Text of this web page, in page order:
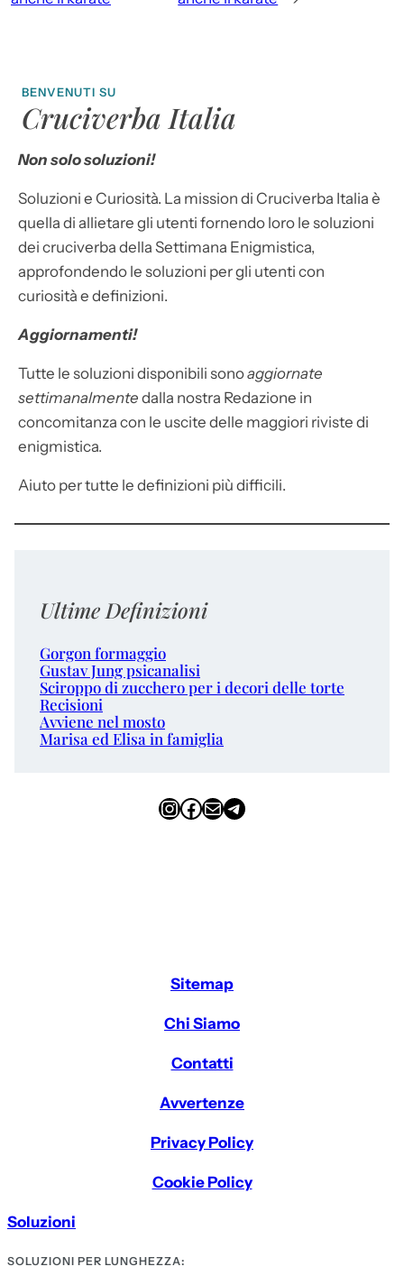
BENVENUTI SU
Cruciverba Italia
Non solo soluzioni!
Soluzioni e Curiosità. La mission di Cruciverba Italia è
quella di allietare gli utenti fornendo loro le soluzioni
dei cruciverba della Settimana Enigmistica,
approfondendo le soluzioni per gli utenti con
curiosità e definizioni.
Aggiornamenti!
Tutte le soluzioni disponibili sonoaggiornate
settimanalmente dalla nostra Redazione in
concomitanza con le uscite delle maggiori riviste di
enigmistica.
Aiuto per tutte le definizioni più difficili.
Ultime Definizioni
Gorgon formaggio
Gustav Jung psicanalisi
Sciroppo di zucchero per i decori delle torte
Recisioni
Avviene nel mosto
Marisa ed Elisa in famiglia
InstagramFacebook Email Telegram
Sitemap
Chi Siamo
Contatti
Avvertenze
Privacy Policy
Cookie Policy
Soluzioni
SOLUZIONI PER LUNGHEZZA: